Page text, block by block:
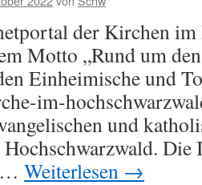
der Kirchen
Motto „Rund um
Einheimische und
im-
und
Die
… Weiterlesen →